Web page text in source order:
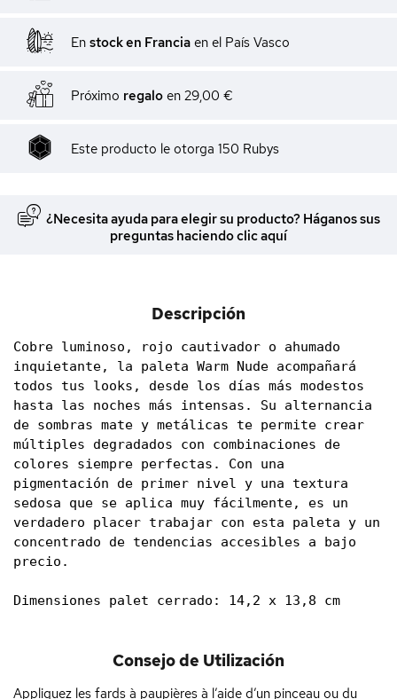
En stock en Francia en el País Vasco
Próximo regalo en 29,00 €
Este producto le otorga 150 Rubys
¿Necesita ayuda para elegir su producto? Háganos sus
preguntas haciendo clic aquí
Descripción
Cobre luminoso, rojo cautivador o ahumado
inquietante, la paleta Warm Nude acompañará
todos tus looks, desde los días más modestos
hasta las noches más intensas. Su alternancia
de sombras mate y metálicas te permite crear
múltiples degradados con combinaciones de
colores siempre perfectas. Con una
pigmentación de primer nivel y una textura
sedosa que se aplica muy fácilmente, es un
verdadero placer trabajar con esta paleta y un
concentrado de tendencias accesibles a bajo
precio.
Dimensiones palet cerrado: 14,2 x 13,8 cm
Consejo de Utilización
Appliquez les fards à paupières à l’aide d’un pinceau ou du